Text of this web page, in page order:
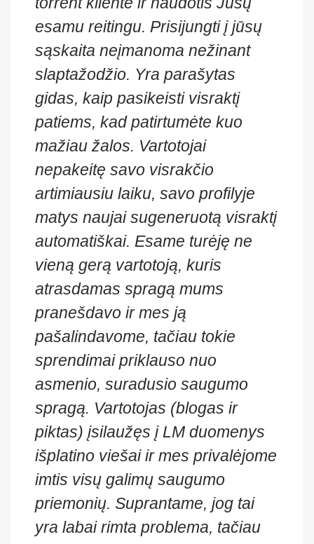
esamu reitingu. Prisijungti į jūsų
sąskaita neįmanoma nežinant
slaptažodžio. Yra parašytas
gidas, kaip pasikeisti visraktį
patiems, kad patirtumėte kuo
mažiau žalos. Vartotojai
nepakeitę savo visrakčio
artimiausiu laiku, savo profilyje
matys naujai sugeneruotą visraktį
automatiškai. Esame turėję ne
vieną gerą vartotoją, kuris
atrasdamas spragą mums
pranešdavo ir mes ją
pašalindavome, tačiau tokie
sprendimai priklauso nuo
asmenio, suradusio saugumo
spragą. Vartotojas (blogas ir
piktas) įsilaužęs į LM duomenys
išplatino viešai ir mes privalėjome
imtis visų galimų saugumo
priemonių. Suprantame, jog tai
yra labai rimta problema, tačiau